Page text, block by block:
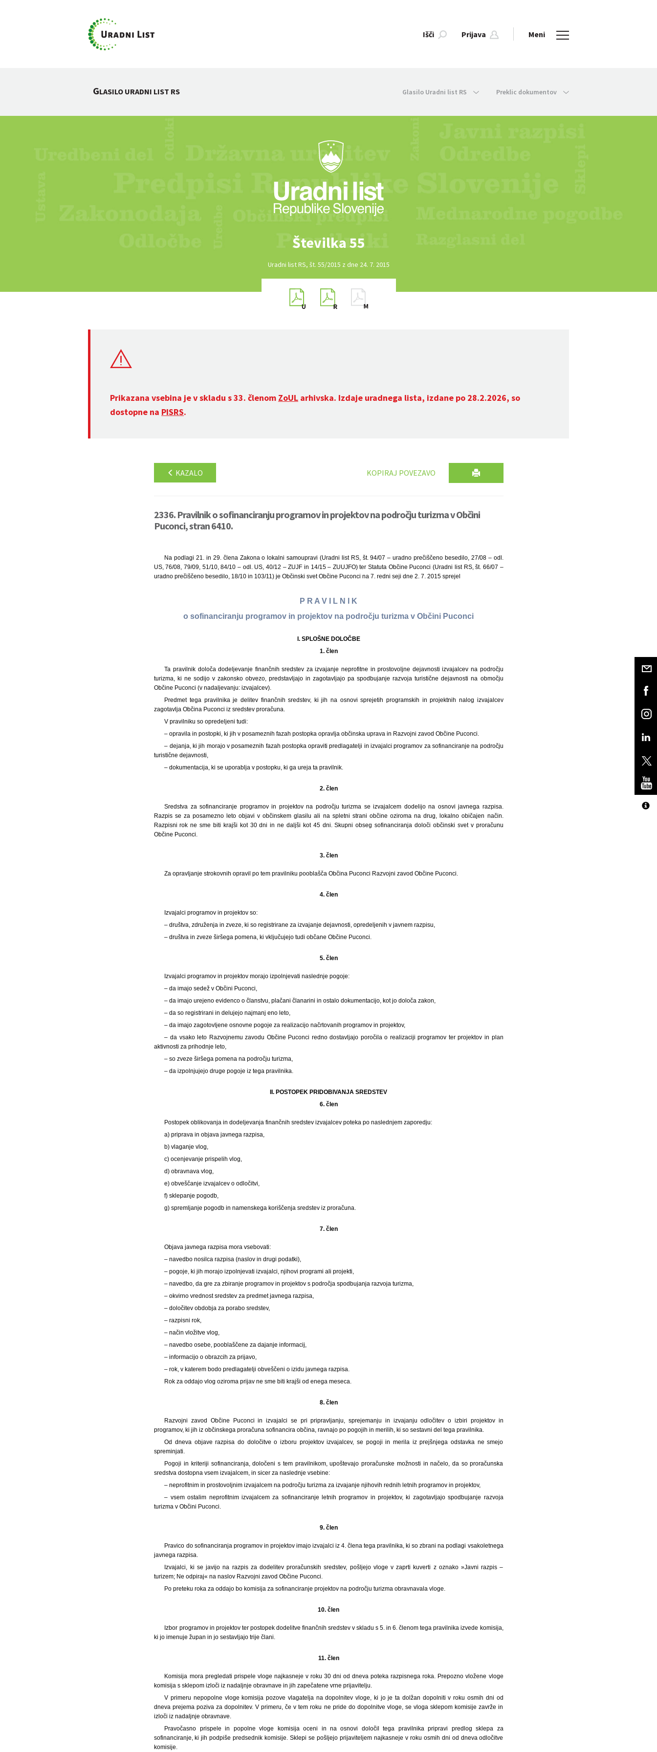
Išči Prijava Meni
GLASILO URADNI LIST RS Glasilo Uradni list RS Preklic dokumentov
Številka 55
Uradni list RS, št. 55/2015 z dne 24. 7. 2015
Prikazana vsebina je v skladu s 33. členom ZoUL arhivska. Izdaje uradnega lista, izdane po 28.2.2026, so
dostopne na PISRS.
KAZALO KOPIRAJ POVEZAVO
2336. Pravilnik o sofinanciranju programov in projektov na področju turizma v Občini
Puconci, stran 6410.
Na podlagi 21. in 29. člena Zakona o lokalni samoupravi (Uradni list RS, št. 94/07 – uradno prečiščeno besedilo, 27/08 – odl.
US, 76/08, 79/09, 51/10, 84/10 – odl. US, 40/12 – ZUJF in 14/15 – ZUUJFO) ter Statuta Občine Puconci (Uradni list RS, št. 66/07 –
uradno prečiščeno besedilo, 18/10 in 103/11) je Občinski svet Občine Puconci na 7. redni seji dne 2. 7. 2015 sprejel
P R A V I L N I K
o sofinanciranju programov in projektov na področju turizma v Občini Puconci
I. SPLOŠNE DOLOČBE
1. člen
Ta pravilnik določa dodeljevanje finančnih sredstev za izvajanje neprofitne in prostovoljne dejavnosti izvajalcev na področju
turizma, ki ne sodijo v zakonsko obvezo, predstavljajo in zagotavljajo pa spodbujanje razvoja turistične dejavnosti na območju
Občine Puconci (v nadaljevanju: izvajalcev).
Predmet tega pravilnika je delitev finančnih sredstev, ki jih na osnovi sprejetih programskih in projektnih nalog izvajalcev
zagotavlja Občina Puconci iz sredstev proračuna.
V pravilniku so opredeljeni tudi:
– opravila in postopki, ki jih v posameznih fazah postopka opravlja občinska uprava in Razvojni zavod Občine Puconci.
– dejanja, ki jih morajo v posameznih fazah postopka opraviti predlagatelji in izvajalci programov za sofinanciranje na področju
turistične dejavnosti,
– dokumentacija, ki se uporablja v postopku, ki ga ureja ta pravilnik.
2. člen
Sredstva za sofinanciranje programov in projektov na področju turizma se izvajalcem dodelijo na osnovi javnega razpisa.
Razpis se za posamezno leto objavi v občinskem glasilu ali na spletni strani občine oziroma na drug, lokalno običajen način.
Razpisni rok ne sme biti krajši kot 30 dni in ne daljši kot 45 dni. Skupni obseg sofinanciranja določi občinski svet v proračunu
Občine Puconci.
3. člen
Za opravljanje strokovnih opravil po tem pravilniku pooblašča Občina Puconci Razvojni zavod Občine Puconci.
4. člen
Izvajalci programov in projektov so:
– društva, združenja in zveze, ki so registrirane za izvajanje dejavnosti, opredeljenih v javnem razpisu,
– društva in zveze širšega pomena, ki vključujejo tudi občane Občine Puconci.
5. člen
Izvajalci programov in projektov morajo izpolnjevati naslednje pogoje:
– da imajo sedež v Občini Puconci,
– da imajo urejeno evidenco o članstvu, plačani članarini in ostalo dokumentacijo, kot jo določa zakon,
– da so registrirani in delujejo najmanj eno leto,
– da imajo zagotovljene osnovne pogoje za realizacijo načrtovanih programov in projektov,
– da vsako leto Razvojnemu zavodu Občine Puconci redno dostavljajo poročila o realizaciji programov ter projektov in plan
aktivnosti za prihodnje leto,
– so zveze širšega pomena na področju turizma,
– da izpolnjujejo druge pogoje iz tega pravilnika.
II. POSTOPEK PRIDOBIVANJA SREDSTEV
6. člen
Postopek oblikovanja in dodeljevanja finančnih sredstev izvajalcev poteka po naslednjem zaporedju:
a) priprava in objava javnega razpisa,
b) vlaganje vlog,
c) ocenjevanje prispelih vlog,
d) obravnava vlog,
e) obveščanje izvajalcev o odločitvi,
f) sklepanje pogodb,
g) spremljanje pogodb in namenskega koriščenja sredstev iz proračuna.
7. člen
Objava javnega razpisa mora vsebovati:
– navedbo nosilca razpisa (naslov in drugi podatki),
– pogoje, ki jih morajo izpolnjevati izvajalci, njihovi programi ali projekti,
– navedbo, da gre za zbiranje programov in projektov s področja spodbujanja razvoja turizma,
– okvirno vrednost sredstev za predmet javnega razpisa,
– določitev obdobja za porabo sredstev,
– razpisni rok,
– način vložitve vlog,
– navedbo osebe, pooblaščene za dajanje informacij,
– informacijo o obrazcih za prijavo,
– rok, v katerem bodo predlagatelji obveščeni o izidu javnega razpisa.
Rok za oddajo vlog oziroma prijav ne sme biti krajši od enega meseca.
8. člen
Razvojni zavod Občine Puconci in izvajalci se pri pripravljanju, sprejemanju in izvajanju odločitev o izbiri projektov in
programov, ki jih iz občinskega proračuna sofinancira občina, ravnajo po pogojih in merilih, ki so sestavni del tega pravilnika.
Od dneva objave razpisa do določitve o izboru projektov izvajalcev, se pogoji in merila iz prejšnjega odstavka ne smejo
spreminjati.
Pogoji in kriteriji sofinanciranja, določeni s tem pravilnikom, upoštevajo proračunske možnosti in načelo, da so proračunska
sredstva dostopna vsem izvajalcem, in sicer za naslednje vsebine:
– neprofitnim in prostovoljnim izvajalcem na področju turizma za izvajanje njihovih rednih letnih programov in projektov,
– vsem ostalim neprofitnim izvajalcem za sofinanciranje letnih programov in projektov, ki zagotavljajo spodbujanje razvoja
turizma v Občini Puconci.
9. člen
Pravico do sofinanciranja programov in projektov imajo izvajalci iz 4. člena tega pravilnika, ki so zbrani na podlagi vsakoletnega
javnega razpisa.
Izvajalci, ki se javijo na razpis za dodelitev proračunskih sredstev, pošljejo vloge v zaprti kuverti z oznako »Javni razpis –
turizem; Ne odpiraj« na naslov Razvojni zavod Občine Puconci.
Po preteku roka za oddajo bo komisija za sofinanciranje projektov na področju turizma obravnavala vloge.
10. člen
Izbor programov in projektov ter postopek dodelitve finančnih sredstev v skladu s 5. in 6. členom tega pravilnika izvede komisija,
ki jo imenuje župan in jo sestavljajo trije člani.
11. člen
Komisija mora pregledati prispele vloge najkasneje v roku 30 dni od dneva poteka razpisnega roka. Prepozno vložene vloge
komisija s sklepom izloči iz nadaljnje obravnave in jih zapečatene vrne prijavitelju.
V primeru nepopolne vloge komisija pozove vlagatelja na dopolnitev vloge, ki jo je ta dolžan dopolniti v roku osmih dni od
dneva prejema poziva za dopolnitev. V primeru, če v tem roku ne pride do dopolnitve vloge, se vloga sklepom komisije zavrže in
izloči iz nadaljnje obravnave.
Pravočasno prispele in popolne vloge komisija oceni in na osnovi določil tega pravilnika pripravi predlog sklepa za
sofinanciranje, ki jih podpiše predsednik komisije. Sklepi se pošljejo prijaviteljem najkasneje v roku osmih dni od dneva odločitve
komisije.